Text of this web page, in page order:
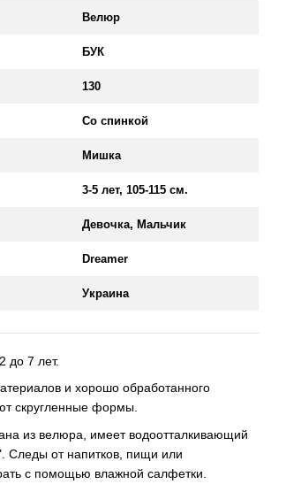
Велюр
БУК
130
Со спинкой
Мишка
3-5 лет, 105-115 см.
Девочка, Мальчик
Dreamer
Украина
до 7 лет.
и хорошо обработанного
скругленные формы.
из велюра, имеет водоотталкивающий
Следы от напитков, пищи или
с помощью влажной салфетки.